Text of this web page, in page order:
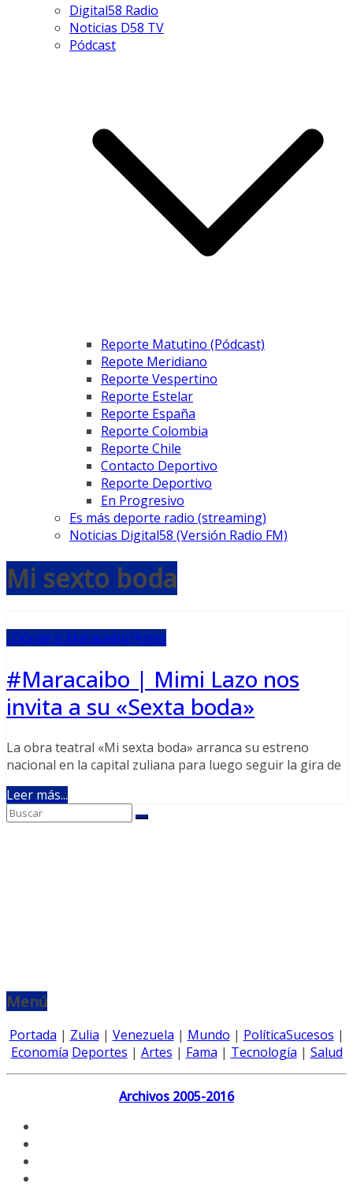
Digital58 Radio
Noticias D58 TV
Pódcast
Reporte Matutino (Pódcast)
Repote Meridiano
Reporte Vespertino
Reporte Estelar
Reporte España
Reporte Colombia
Reporte Chile
Contacto Deportivo
Reporte Deportivo
En Progresivo
Es más deporte radio (streaming)
Noticias Digital58 (Versión Radio FM)
Mi sexto boda
¿Dónde ir Maracaibo?Artes
#Maracaibo | Mimi Lazo nos
invita a su «Sexta boda»
La obra teatral «Mi sexta boda» arranca su estreno
nacional en la capital zuliana para luego seguir la gira de
Leer más...
Menú
Portada | Zulia | Venezuela | Mundo | PolíticaSucesos |
Economía Deportes | Artes | Fama | Tecnología | Salud
Archivos 2005-2016